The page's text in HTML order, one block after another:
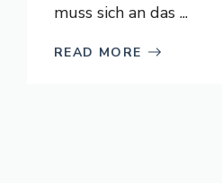
muss sich an das ...
READ MORE